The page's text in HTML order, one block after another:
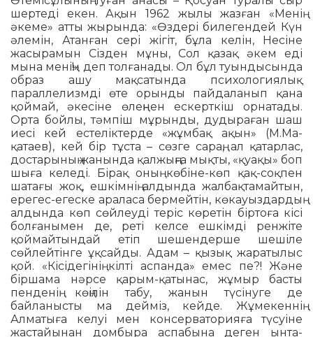
шертеді екен. Ақын 1962 жылы жазған «Менің
әкеме» атты жырында: «Өздері билегендей Күн
әлемін, Атанған сері жігіт, бұла келін, Несіне
жасырамын Сізден мұны, Сол қазақ әкем еді
мына менің!» деп толғанады. Ол бұл туындысында
образ ашу мақсатында психологиялық
параллелизмді өте орынды пайдаланып қана
қоймай, әкесіне өлеңнен ес­керткіш орнатады.
Орта бойлы, тәмпіш мұрынды, дудыраған шаш
иесі кей естеліктерде «жұмбақ ақын» (М.Ма­
қатаев), кей бір тұста – сөзге сараң, ал қатарлас,
достарының жанында қал­жың­ға мықты, «қуақы» боп
шыға келеді. Бірақ оның көбіне-көп қақ-соқпен
шатағы жоқ, ешкімнің алдында жалбақтамайтын,
ерегес-егеске араласа бермейтін, көкауыздардың
алдында көп сөйлеуді теріс көретін біртоға кісі
болғанымен де, реті келсе ешкімді рен­жіте
қоймайтындай етіп шешендерше шешіле
сөйлейтінге ұқсайды. Адам – қызық жаратылыс
қой. «Кісідегінің кілті аспанда» емес пе?! Және
біршама нәрсе қарым-қатынас, жұмыр басты
пенденің көңілін табу, жанын түсінуге де
байланысты ма дейміз, кейде. Жұме­кеннің
Алматыға келуі мен консерва­торияға түсуіне
жастайынан домбыра аспабына деген ынта-